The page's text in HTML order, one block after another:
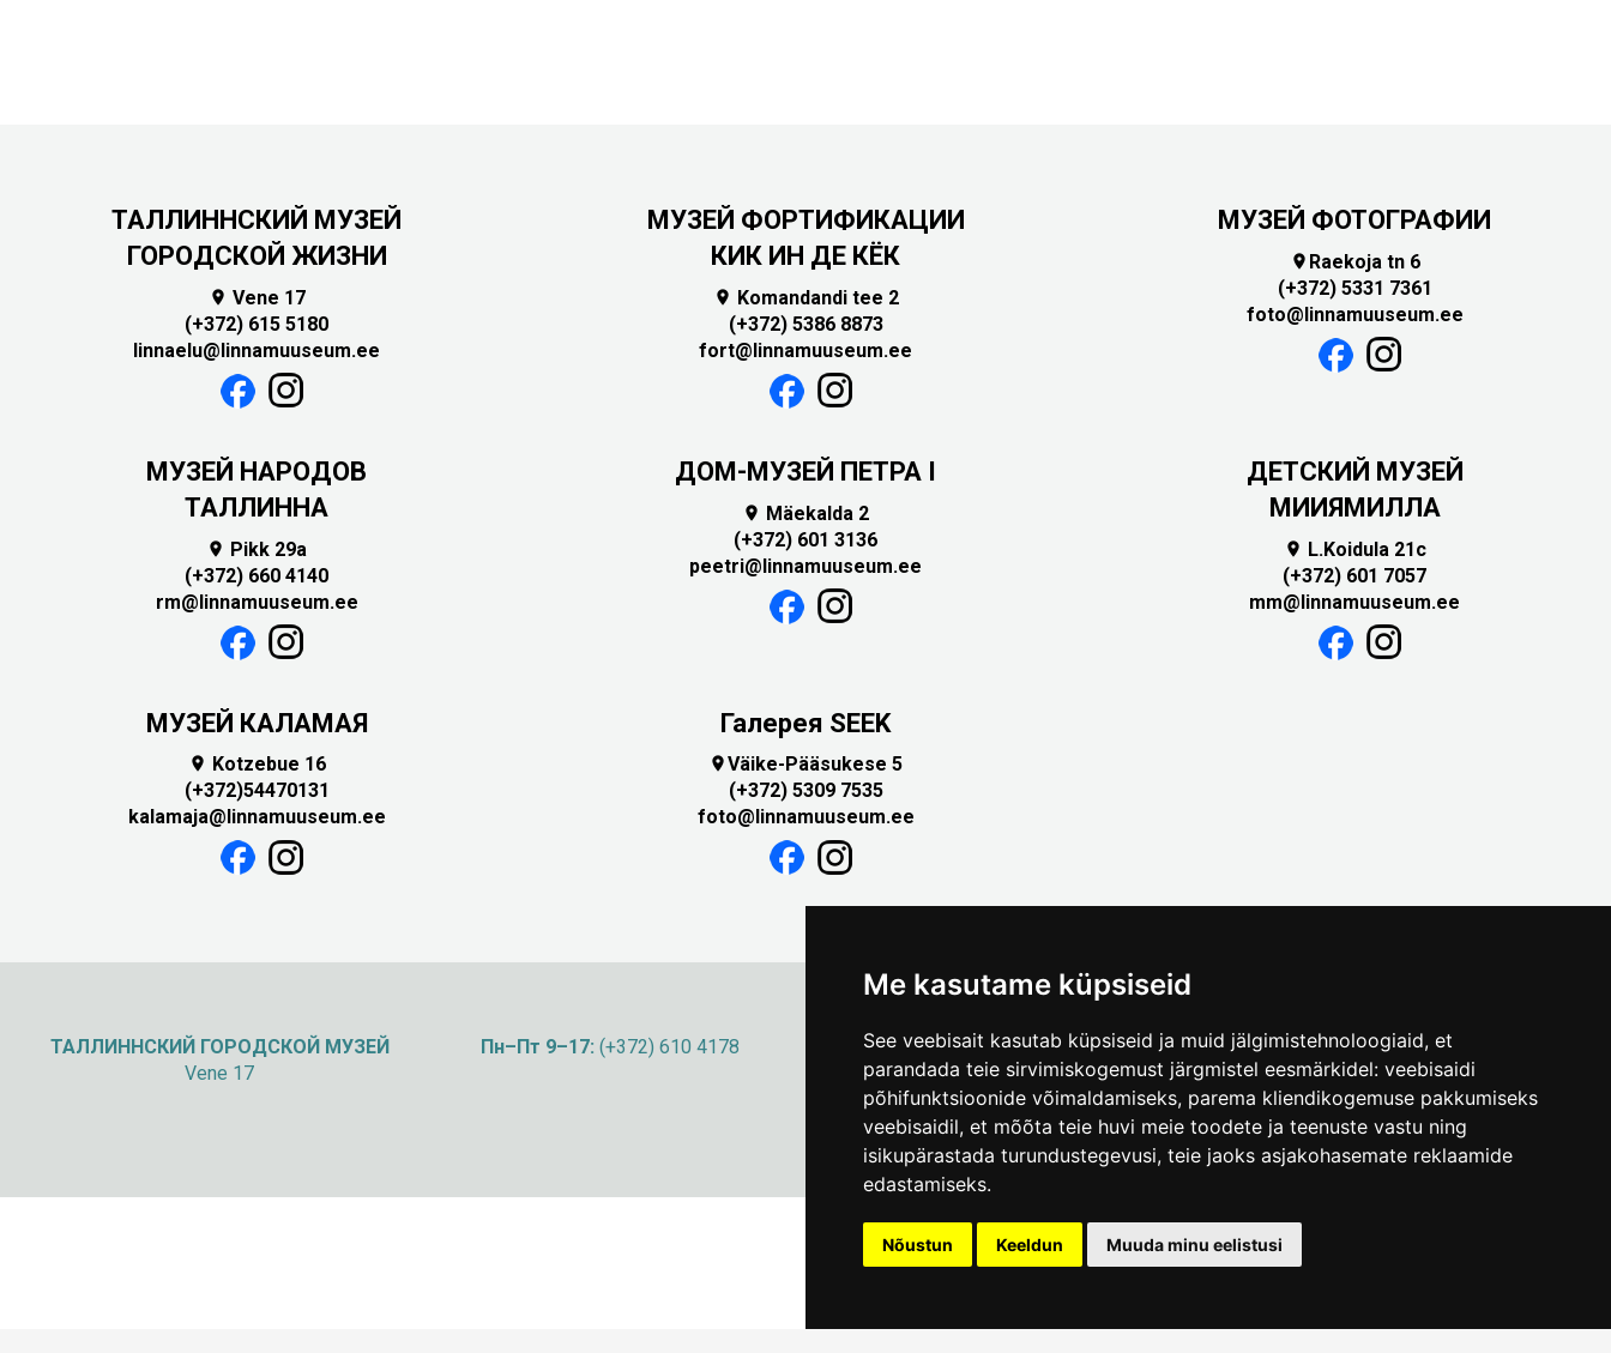
Me kasutame küpsiseid
See veebisait kasutab küpsiseid ja muid jälgimistehnoloogiaid, et
parandada teie sirvimiskogemust järgmistel eesmärkidel: veebisaidi
põhifunktsioonide võimaldamiseks, parema kliendikogemuse pakkumiseks
veebisaidil, et mõõta teie huvi meie toodete ja teenuste vastu ning
isikupärastada turundustegevusi, teie jaoks asjakohasemate reklaamide
edastamiseks.
Nõustun Keeldun Muuda minu eelistusi
ТАЛЛИННСКИЙ МУЗЕЙ
ГОРОДСКОЙ ЖИЗНИ
 Vene 17
(+372) 615 5180
linnaelu@linnamuuseum.ee
МУЗЕЙ ФОРТИФИКАЦИИ
КИК ИН ДЕ КЁК
 Komandandi tee 2
(+372) 5386 8873
fort@linnamuuseum.ee
МУЗЕЙ ФОТОГРАФИИ
 Raekoja tn 6
(+372) 5331 7361
foto@linnamuuseum.ee
MУЗЕЙ НАРОДОВ
ТАЛЛИННА
 Pikk 29a
(+372) 660 4140
rm@linnamuuseum.ee
ДОМ-МУЗЕЙ ПЕТРА I
 Mäekalda 2
(+372) 601 3136
peetri@linnamuuseum.ee
ДЕТСКИЙ МУЗЕЙ
МИИЯМИЛЛА
 L.Koidula 21c
(+372) 601 7057
mm@linnamuuseum.ee
МУЗЕЙ КАЛАМАЯ

Kotzebue 16
(+372)54470131
kalamaja@linnamuuseum.ee
Галерея SEEK
Väike-Pääsukese 5
(+372) 5309 7535
foto@linnamuuseum.ee
ТАЛЛИННСКИЙ ГОРОДСКОЙ МУЗЕЙ
Vene 17
Пн–Пт 9–17: (+372) 610 4178 info@linnamuuseum.ee